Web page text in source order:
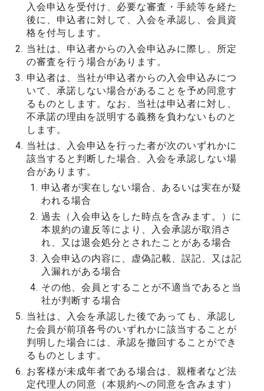
入会申込を受付け、必要な審査・手続等を経た
後に、申込者に対して、入会を承認し、会員資
格を付与します。
当社は、申込者からの入会申込みに際し、所定
の審査を行う場合があります。
申込者は、当社が申込者からの入会申込みにつ
いて、承諾しない場合があることを予め同意す
るものとします。なお、当社は申込者に対し、
不承諾の理由を説明する義務を負わないものと
します。
当社は、入会申込を行った者が次のいずれかに
該当すると判断した場合、入会を承認しない場
合があります。
申込者が実在しない場合、あるいは実在が疑
われる場合
過去（入会申込をした時点を含みます。）に
本規約の違反等により、入会承認が取消さ
れ、又は退会処分とされたことがある場合
入会申込の内容に、虚偽記載、誤記、又は記
入漏れがある場合
その他、会員とすることが不適当であると当
社が判断する場合
当社は、入会を承認した後であっても、承認し
た会員が前項各号のいずれかに該当することが
判明した場合には、承認を撤回することができ
るものとします。
お客様が未成年者である場合は、親権者など法
定代理人の同意（本規約への同意を含みます）